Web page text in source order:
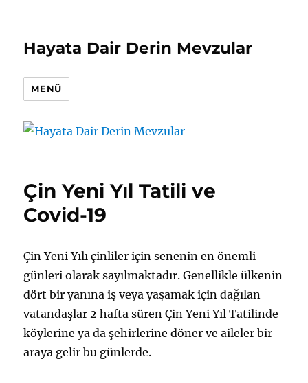
Hayata Dair Derin Mevzular
MENÜ
Çin Yeni Yıl Tatili ve
Covid-19
Çin Yeni Yılı çinliler için senenin en önemli
günleri olarak sayılmaktadır. Genellikle ülkenin
dört bir yanına iş veya yaşamak için dağılan
vatandaşlar 2 hafta süren Çin Yeni Yıl Tatilinde
köylerine ya da şehirlerine döner ve aileler bir
araya gelir bu günlerde.